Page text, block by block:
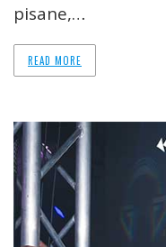
pisane,…
READ MORE